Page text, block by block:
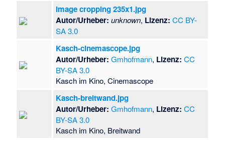
Image cropping 235x1.jpg
Autor/Urheber: unknown, Lizenz: CC BY-
SA 3.0
Kasch-cinemascope.jpg
Autor/Urheber: Gmhofmann, Lizenz: CC
BY-SA 3.0
Kasch im Kino, Cinemascope
Kasch-breitwand.jpg
Autor/Urheber: Gmhofmann, Lizenz: CC
BY-SA 3.0
Kasch im Kino, Breitwand